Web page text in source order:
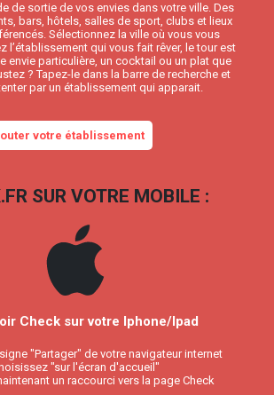
de sortie de vos envies dans votre ville. Des
bars, hôtels, salles de sport, clubs et lieux
Sélectionnez la ville où vous vous
l’établissement qui vous fait rêver, le tour est
envie particulière, un cocktail ou un plat que
? Tapez-le dans la barre de recherche et
par un établissement qui apparait.
votre établissement
SUR VOTRE MOBILE :
Check sur votre Iphone/Ipad
"Partager" de votre navigateur internet
"sur l'écran d'accueil"
un raccourci vers la page Check